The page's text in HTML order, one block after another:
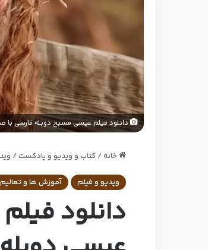
دانلود فیلم عیسی مسیح دوبله فارسی
خانه/ کتاب و ویدیو و پادکست/
ویدیو و فیلم آموزش ها و تعالیم
دانلود